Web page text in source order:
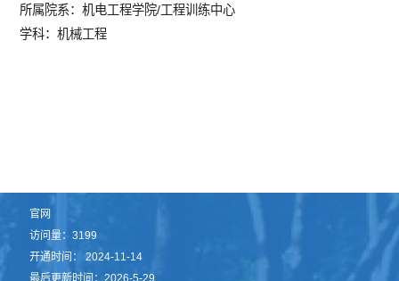
所属院系：机电工程学院/工程训练中心
学科：机械工程
官网
访问量：3199
开通时间：2024-11-14